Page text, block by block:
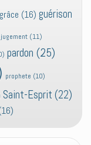
grâce (16) guérison
jugement (11)
pardon (25)
prophete (10)
Saint-Esprit (22)